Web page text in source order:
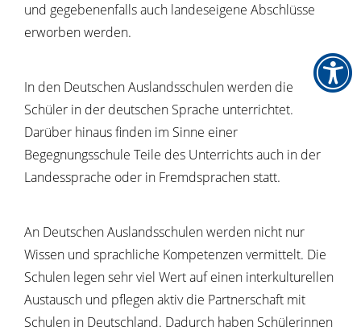
und gegebenenfalls auch landeseigene Abschlüsse
erworben werden.
In den Deutschen Auslandsschulen werden die
Schüler in der deutschen Sprache unterrichtet.
Darüber hinaus finden im Sinne einer
Begegnungsschule Teile des Unterrichts auch in der
Landessprache oder in Fremdsprachen statt.
An Deutschen Auslandsschulen werden nicht nur
Wissen und sprachliche Kompetenzen vermittelt. Die
Schulen legen sehr viel Wert auf einen interkulturellen
Austausch und pflegen aktiv die Partnerschaft mit
Schulen in Deutschland. Dadurch haben Schülerinnen